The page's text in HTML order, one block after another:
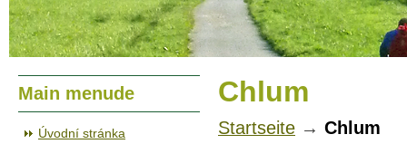
Main menude
Úvodní stránka
Chlum
Startseite → Chlum